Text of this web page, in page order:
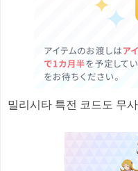
밀리시타 특전 코드도 무